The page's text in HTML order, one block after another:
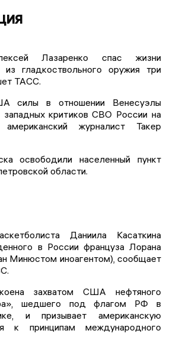
Лазаренко спас жизни
из гладкоствольного оружия три
ТАСС.
силы в отношении Венесуэлы
западных критиков СВО России на
журналист Такер
освободили населенный пункт
области.
Даниила Касаткина
в России француза Лорана
Минюстом иноагентом), сообщает
захватом США нефтяного
шедшего под флагом РФ в
и призывает американскую
к принципам международного